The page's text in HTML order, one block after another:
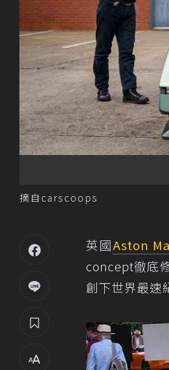
摘自carscoops
英國Aston
concept徹底
創下世界最速